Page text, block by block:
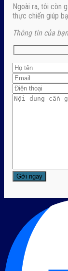
Ngoài ra, tôi còn
thực chiến giúp
Thông tin của